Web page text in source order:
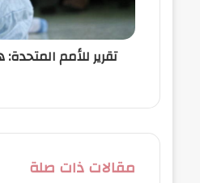
ر
و
تقرير للأمم
مقالات ذات صلة